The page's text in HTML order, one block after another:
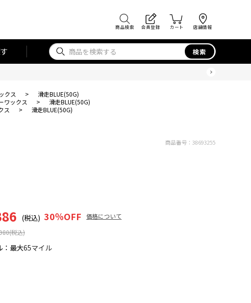
商品検索 会員登録 カート 店舗情報
検索
クス >
滑走BLUE(50G)
ワックス >
滑走BLUE(50G)
ス > 滑走BLUE(50G)
：最大65マイル
税込)
(税込) 30％OFF 価格について
商品番号： 38693255